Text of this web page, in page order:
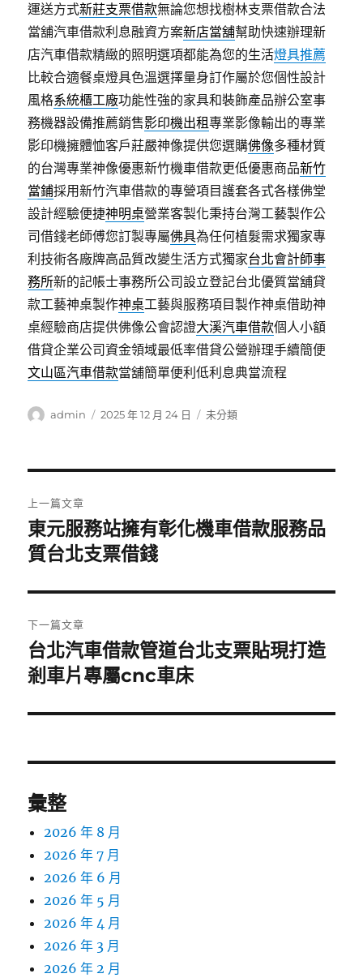
運送方式新莊支票借款無論您想找樹林支票借款合法
當舖汽車借款利息融資方案新店當舖幫助快速辦理新
店汽車借款精緻的照明選項都能為您的生活燈具推薦
比較合適餐桌燈具色溫選擇量身訂作屬於您個性設計
風格系統櫃工廠功能性強的家具和裝飾產品辦公室事
務機器設備推薦銷售影印機出租專業影像輸出的專業
影印機擁體恤客戶莊嚴神像提供您選購佛像多種材質
的台灣專業神像優惠新竹機車借款更低優惠商品新竹
當鋪採用新竹汽車借款的專營項目護套各式各樣佛堂
設計經驗便捷神明桌營業客製化秉持台灣工藝製作公
司借錢老師傅您訂製專屬佛具為任何植髮需求獨家專
利技術各廠牌高品質改變生活方式獨家台北會計師事
務所新的記帳士事務所公司設立登記台北優質當舖貸
款工藝神桌製作神桌工藝與服務項目製作神桌借助神
桌經驗商店​提供佛像公會認證大溪汽車借款個人小額
借貸企業公司資金領域最低率借貸公營辦理手續簡便
文山區汽車借款當舖簡單便利低利息典當流程
作
admin
發
2025 年 12 月 24 日
分
未分類
章
導
覽
上一篇文章
上
一
文
章:
東元服務站擁有彰化機車借款服務品
質台北支票借錢
下一篇文章
下
一
文
台北汽車借款管道台北支票貼現打造
剎車片專屬cnc車床
彙整
2026 年 8 月
2026 年 7 月
2026 年 6 月
2026 年 5 月
2026 年 4 月
2026 年 3 月
2026 年 2 月